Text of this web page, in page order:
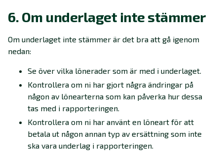
6. Om underlaget inte stämmer
Om underlaget inte stämmer är det bra att gå igenom
nedan:
Se över vilka lönerader som är med i underlaget.
Kontrollera om ni har gjort några ändringar på
någon av lönearterna som kan påverka hur dessa
tas med i rapporteringen.
Kontrollera om ni har använt en löneart för att
betala ut någon annan typ av ersättning som inte
ska vara underlag i rapporteringen.